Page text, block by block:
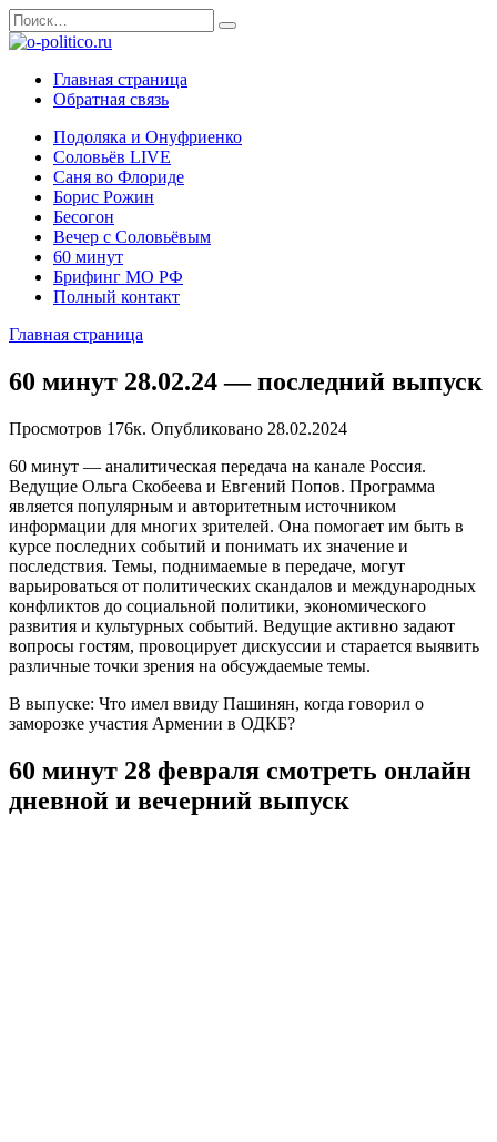
Перейти
к
содержанию
Search
for:
Главная страница
Обратная связь
Подоляка и Онуфриенко
Соловьёв LIVE
Саня во Флориде
Борис Рожин
Бесогон
Вечер с Соловьёвым
60 минут
Брифинг МО РФ
Полный контакт
Главная страница
60 минут 28.02.24 — последний выпуск
Просмотров 176к. Опубликовано 28.02.2024
60 минут — аналитическая передача на канале Россия.
Ведущие Ольга Скобеева и Евгений Попов. Программа
является популярным и авторитетным источником
информации для многих зрителей. Она помогает им быть в
курсе последних событий и понимать их значение и
последствия. Темы, поднимаемые в передаче, могут
варьироваться от политических скандалов и международных
конфликтов до социальной политики, экономического
развития и культурных событий. Ведущие активно задают
вопросы гостям, провоцирует дискуссии и старается выявить
различные точки зрения на обсуждаемые темы.
В выпуске: Что имел ввиду Пашинян, когда говорил о
заморозке участия Армении в ОДКБ?
60 минут 28 февраля смотреть онлайн
дневной и вечерний выпуск